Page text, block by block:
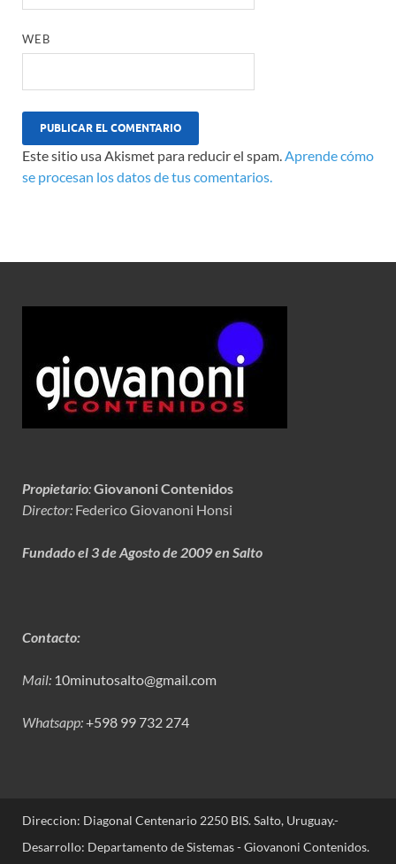
WEB
Este sitio usa Akismet para reducir el spam.Aprende cómo
se procesan los datos de tus comentarios.
Propietario:Giovanoni Contenidos
Director: Federico Giovanoni Honsi
Fundado el 3 de Agosto de 2009 en Salto
Contacto:
Mail: 10minutosalto@gmail.com
Whatsapp:+598 99 732 274
Direccion: Diagonal Centenario 2250 BIS. Salto, Uruguay.-
Desarrollo: Departamento de Sistemas - Giovanoni Contenidos.